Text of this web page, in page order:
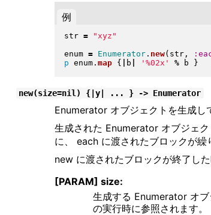
例
str = "xyz "
enum = Enumerator. new( str,
p enum. map { b '%02x' % b }
new(size=nil) {|y| ... } -> Enumerator
Enumerator オブジェクトを生成し
生成された Enumerator オブジェ
に、 each に渡されたブロックが繰
new に渡されたブロックが終了し
[PARAM] size:
生成する Enumerator オブ
の実行時に参照されます。